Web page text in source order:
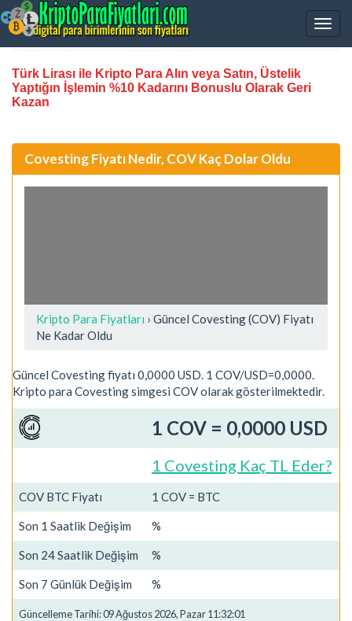
Türk Lirası ile Kripto Para Alın veya Satın, Üstelik
Yaptığın İşlemin %10 Kadarını Bonuslu Olarak Geri
Kazan
Covesting Fiyatı Nedir, COV Kaç Dolar Oldu
Kripto Para Fiyatları › Güncel Covesting (COV) Fiyatı
Ne Kadar Oldu
Güncel Covesting fiyatı 0,0000 USD. 1 COV/USD=0,0000.
Kripto para Covesting simgesi COV olarak gösterilmektedir.
1 COV = 0,0000 USD
1 Covesting Kaç TL Eder?
COV BTC Fiyatı 1 COV = BTC
Son 1 Saatlik Değişim %
Son 24 Saatlik Değişim %
Son 7 Günlük Değişim %
Güncelleme Tarihi: 09 Ağustos 2026, Pazar 11:32:01